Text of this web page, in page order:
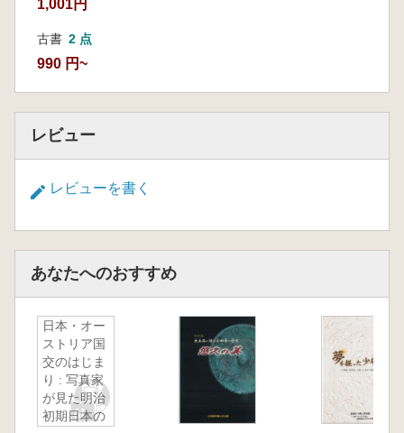
1,001円
古書 2 点
990 円~
レビュー
レビューを書く
あなたへのおすすめ
日本・オー
ストリア国
交のはじま
り : 写真家
が見た明治
初期日本の